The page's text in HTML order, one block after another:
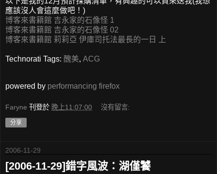
應該沒人會這麼做吧！)
博客來書籍館 吉永家的石像怪 1
博客來書籍館 吉永家的石像怪 02
博客來書籍館 莉莉亞 伊庫司托法最長的一日 上
Technorati Tags: 醜美, ACG
powered by performancing firefox
Faryne 刊登於 晚上11:07:00 沒有留言:
分享
2006-11-29
[2006-11-29]錯字風波：湖僅饕